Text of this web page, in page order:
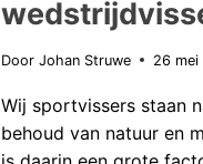
Door Johan Struwe 26 mei
Wij sportvissers staan
behoud van natuur en